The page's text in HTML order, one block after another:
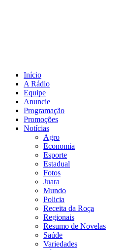
Início
A Rádio
Equipe
Anuncie
Programação
Promoções
Notícias
Agro
Economia
Esporte
Estadual
Fotos
Juara
Mundo
Policia
Receita da Roça
Regionais
Resumo de Novelas
Saúde
Variedades